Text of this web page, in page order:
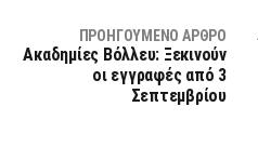
ΠΡΟΗΓΟΎΜΕΝΟ ΆΡΘΡΟ
Ακαδημίες Βόλλευ: Ξεκινούν
οι εγγραφές από 3
Σεπτεμβρίου